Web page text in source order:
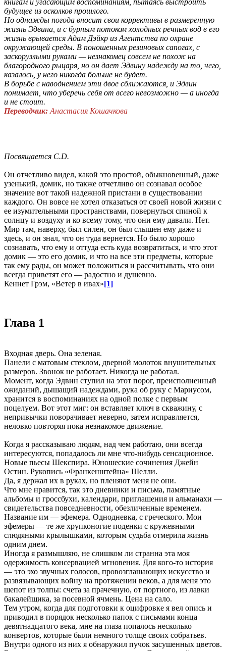
будущее из осколков прошлого.
Но однажды погода вносит свои коррективы в размеренную
жизнь Эдвина, и с бурным потоком холодных речных вод в его
жизнь врывается Адам Дэйкр из Агентства по охране
окружающей среды. В поношенных резиновых сапогах, с
заскорузлыми руками — незнакомец совсем не похож на
благородного рыцаря, но он дает Эдвину надежду на то, чего,
казалось, у него никогда больше не будет.
В борьбе с наводнением эти двое сближаются, и Эдвин
понимает, что уберечь себя от всего невозможно — а иногда
и не стоит.
Переводчик: Анастасия Кошачкова
Посвящается C.D.
Он отчетливо видел, какой это простой, обыкновенный, даже
узенький, домик, но также отчетливо он сознавал особое
значение вот такой надежной пристани в существовании
каждого. Он вовсе не хотел отказаться от своей новой жизни с
ее изумительными пространствами, повернуться спиной к
солнцу и воздуху и ко всему тому, что они ему давали. Нет.
Мир там, наверху, был силен, он был слышен ему даже и
здесь, и он знал, что он туда вернется. Но было хорошо
сознавать, что ему и оттуда есть куда возвратиться, и что этот
домик — это его домик, и что на все эти предметы, которые
так ему рады, он может положиться и рассчитывать, что они
всегда приветят его — радостно и душевно.
Кеннет Грэм, «Ветер в ивах»[1]
Глава 1
Входная дверь. Она зеленая.
Панели с матовым стеклом, дверной молоток внушительных
размеров. Звонок не работает. Никогда не работал.
Момент, когда Эдвин ступил на этот порог, преисполненный
ожиданий, дышащий надеждами, рука об руку с Мариусом,
хранится в воспоминаниях на одной полке с первым
поцелуем. Вот этот миг: он вставляет ключ в скважину, с
непривычки поворачивает неверно, затем исправляется,
неловко повторяя пока незнакомое движение.
Когда я рассказываю людям, над чем работаю, они всегда
интересуются, попадалось ли мне что-нибудь сенсационное.
Новые пьесы Шекспира. Юношеские сочинения Джейн
Остин. Рукопись «Франкенштейна» Шелли.
Да, я держал их в руках, но пленяют меня не они.
Что мне нравится, так это дневники и письма, памятные
альбомы и гроссбухи, календари, приглашения и альманахи —
свидетельства повседневности, обезличенные временем.
Название им — эфемера. Однодневка, с греческого. Мои
эфемеры — те же хрупконогие поденки с кружевными
слюдяными крылышками, которым судьба отмерила жизнь
одним днем.
Иногда я размышляю, не слишком ли странна эта моя
одержимость консервацией мгновения. Для кого-то история
— это эхо звучных голосов, провозглашающих искусство и
развязывающих войну на протяжении веков, а для меня это
шепот из толпы: счета за прачечную, от портного, из лавки
бакалейщика, за посевной ячмень. Цена на сало.
Тем утром, когда для подготовки к оцифровке я вел опись и
приводил в порядок несколько папок с письмами конца
девятнадцатого века, мне на глаза попалось несколько
конвертов, которые были немного толще своих собратьев.
Внутри одного из них я обнаружил пучок засушенных цветов.